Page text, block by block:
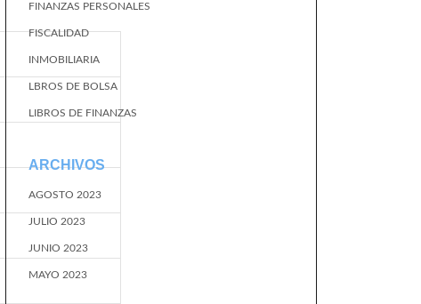
FINANZAS PERSONALES
FISCALIDAD
INMOBILIARIA
LBROS DE BOLSA
LIBROS DE FINANZAS
ARCHIVOS
AGOSTO 2023
JULIO 2023
JUNIO 2023
MAYO 2023